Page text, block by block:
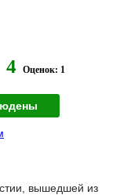
4 Оценок: 1
вышедшей из